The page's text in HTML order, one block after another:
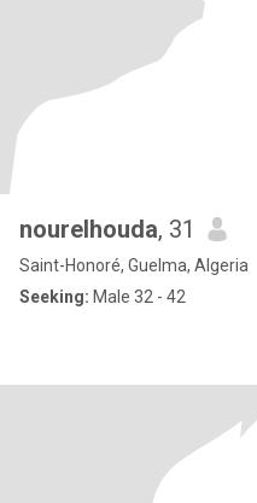
nourelhouda, 31
Saint-Honoré, Guelma, Algeria
Seeking: Male 32 - 42